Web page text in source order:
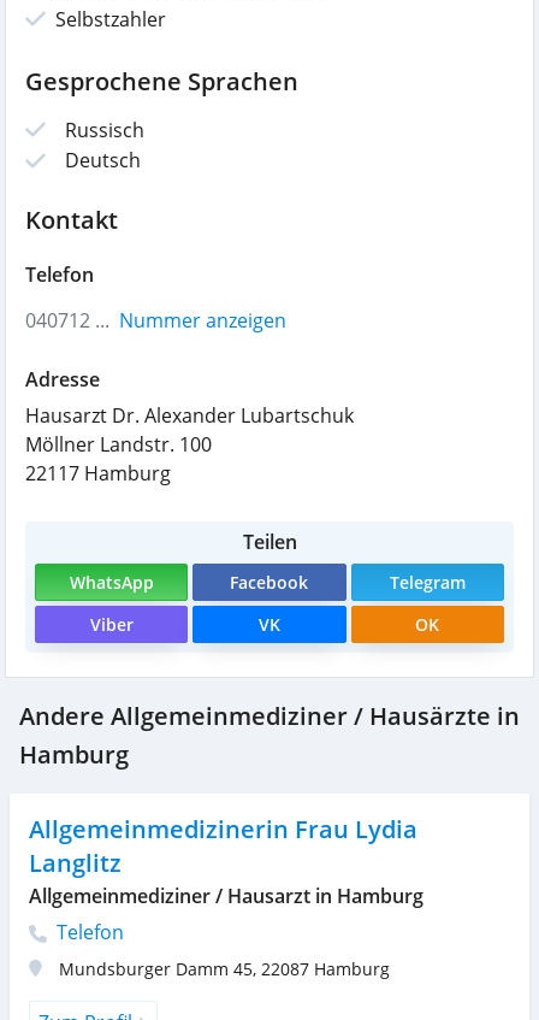
Selbstzahler
Gesprochene Sprachen
Russisch
Deutsch
Kontakt
Telefon
040712 ... Nummer anzeigen
Adresse
Hausarzt Dr. Alexander Lubartschuk
Möllner Landstr. 100
22117 Hamburg
Teilen
WhatsApp Facebook
Telegram
Viber
VK OK
Andere Allgemeinmediziner / Hausärzte in
Hamburg
Allgemeinmedizinerin Frau Lydia
Langlitz
Allgemeinmediziner / Hausarzt in Hamburg
Telefon
Mundsburger Damm 45, 22087 Hamburg